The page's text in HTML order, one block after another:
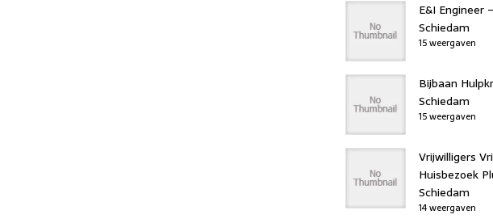
E&I Engineer
Schiedam
15 weergaven
Bijbaan
Schiedam
15 weergaven
Vrijwilligers
Huisbezoek
Schiedam
14 weergaven